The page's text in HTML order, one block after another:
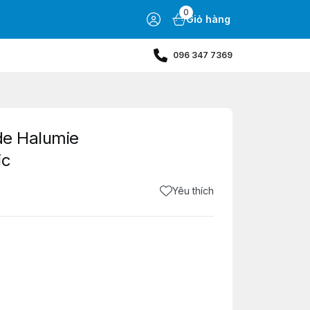
0
Giỏ hàng
096 347 7369
Halumie
Yêu thích